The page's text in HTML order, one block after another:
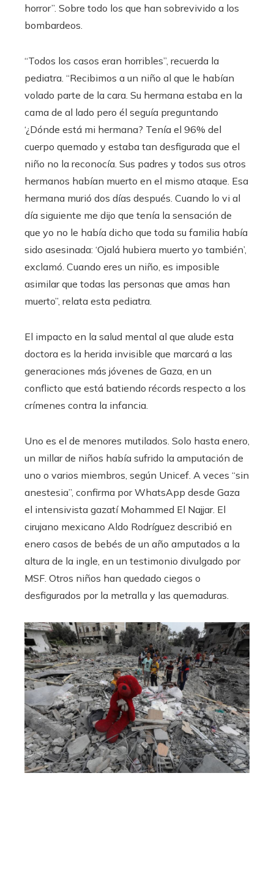
horror”. Sobre todo los que han sobrevivido a los
bombardeos.
“Todos los casos eran horribles”, recuerda la
pediatra. “Recibimos a un niño al que le habían
volado parte de la cara. Su hermana estaba en la
cama de al lado pero él seguía preguntando
‘¿Dónde está mi hermana? Tenía el 96% del
cuerpo quemado y estaba tan desfigurada que el
niño no la reconocía. Sus padres y todos sus otros
hermanos habían muerto en el mismo ataque. Esa
hermana murió dos días después. Cuando lo vi al
día siguiente me dijo que tenía la sensación de
que yo no le había dicho que toda su familia había
sido asesinada: ‘Ojalá hubiera muerto yo también’,
exclamó. Cuando eres un niño, es imposible
asimilar que todas las personas que amas han
muerto”, relata esta pediatra.
El impacto en la salud mental al que alude esta
doctora es la herida invisible que marcará a las
generaciones más jóvenes de Gaza, en un
conflicto que está batiendo récords respecto a los
crímenes contra la infancia.
Uno es el de menores mutilados. Solo hasta enero,
un millar de niños había sufrido la amputación de
uno o varios miembros, según Unicef. A veces “sin
anestesia”, confirma por WhatsApp desde Gaza
el intensivista gazatí Mohammed El Najjar. El
cirujano mexicano Aldo Rodríguez describió en
enero casos de bebés de un año amputados a la
altura de la ingle, en un testimonio divulgado por
MSF. Otros niños han quedado ciegos o
desfigurados por la metralla y las quemaduras.